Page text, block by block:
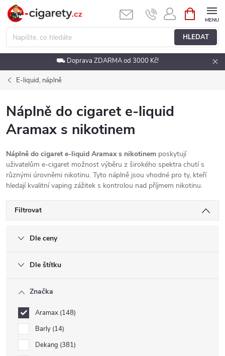
Přejít
obsah
HLEDAT
NÁKUPNÍ
KOŠÍK
⛟ Doprava ZDARMA od 3000 Kč!
E-liquid, náplně
Náplně do cigaret e-liquid
Aramax s nikotinem
Náplně do cigaret e-liquid Aramax s nikotinem poskytují
uživatelům e-cigaret možnost výběru z širokého spektra chutí s
různými úrovněmi nikotinu. Tyto náplně jsou vhodné pro ty, kteří
hledají kvalitní vaping zážitek s kontrolou nad příjmem nikotinu.
Filtrovat
Dle ceny
Dle štítku
Značka
Aramax 148
Barly 14
Dekang 381